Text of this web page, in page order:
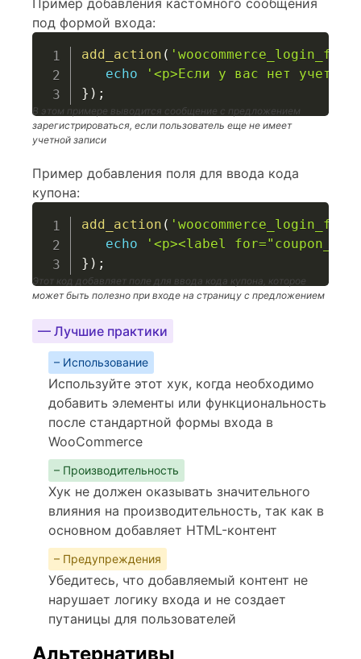
под формой входа:
add_action (
echo
'<p>Если у вас нет
} ) ;
В этом примере выводится сообщение с предложением
зарегистрироваться, если пользователь еще не имеет
учетной записи
Пример добавления поля для ввода кода
купона:
add_action (
echo
'<p><label
} ) ;
Этот код добавляет поле для ввода кода купона, которое
может быть полезно при входе на страницу с предложением
— Лучшие практики
– Использование
Используйте этот хук, когда необходимо
добавить элементы или функциональность
после стандартной формы входа в
WooCommerce
– Производительность
Хук не должен оказывать значительного
влияния на производительность, так как в
основном добавляет HTML-контент
– Предупреждения
Убедитесь, что добавляемый контент не
нарушает логику входа и не создает
путаницы для пользователей
Альтернативы